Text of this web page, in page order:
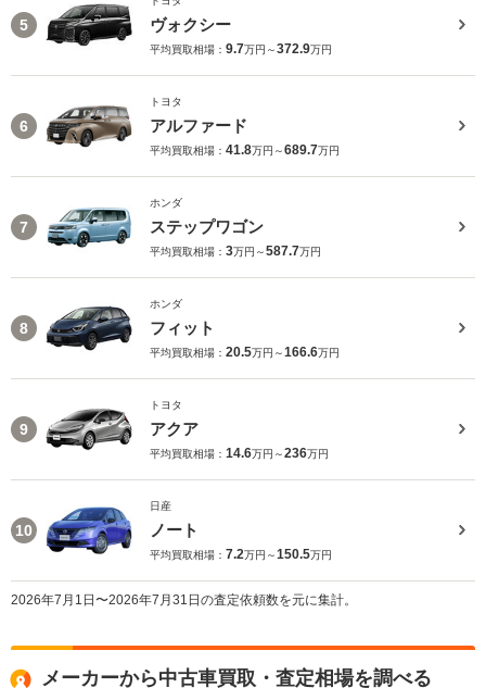
5 ヴォクシー
平均買取相場： 9.7万円～372.9万円
6
トヨタ
アルファード
平均買取相場： 41.8万円～689.7万円
7
ホンダ
ステップワゴン
平均買取相場： 3万円～587.7万円
8
ホンダ
フィット
平均買取相場： 20.5万円～166.6万円
9
トヨタ
アクア
平均買取相場： 14.6万円～236万円
10
日産
ノート
平均買取相場： 7.2万円～150.5万円
2026年7月1日〜2026年7月31日の査定依頼数を元に集計。
メーカーから中古車買取・査定相場を調べる